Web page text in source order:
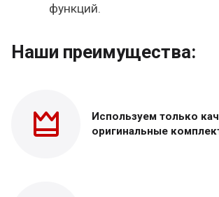
функций.
Наши преимущества:
Используем только
оригинальные